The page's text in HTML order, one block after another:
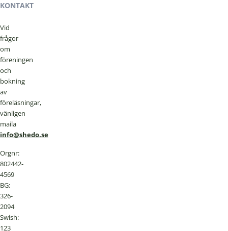
KONTAKT
Vid
frågor
om
föreningen
och
bokning
av
föreläsningar,
vänligen
maila
info@shedo.se
Orgnr:
802442-
4569
BG:
326-
2094
Swish:
123